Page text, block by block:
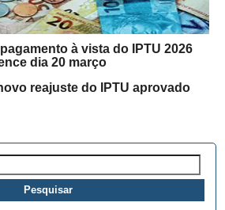
à vista do IPTU 2026
dia 20 março
reajuste do IPTU aprovado